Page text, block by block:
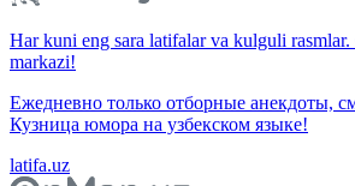
Har kuni eng sara latifalar va kulguli
markazi!
Ежедневно только отборные анекдоты,
Кузница юмора на узбекском языке!
latifa.uz